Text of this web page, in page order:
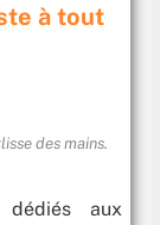
à tout
des mains.
dédiés aux